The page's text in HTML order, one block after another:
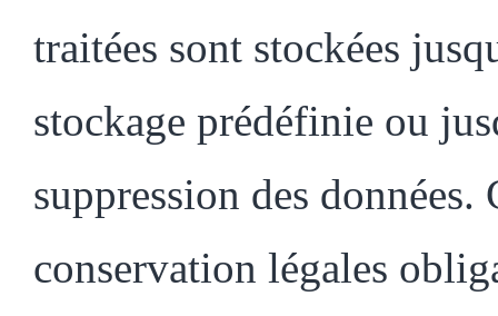
traitées sont stockées
stockage prédéfinie ou
suppression des données.
conservation légales